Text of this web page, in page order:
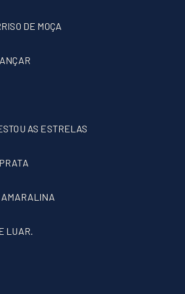
DE MOÇA
AS ESTRELAS
AMARALINA
LUAR.